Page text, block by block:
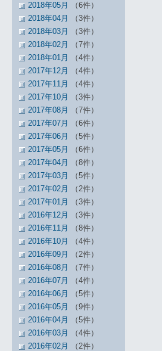
2018年05月
（6件）
2018年04月
（3件）
2018年03月
（3件）
2018年02月
（7件）
2018年01月
（4件）
2017年12月
（4件）
2017年11月
（4件）
2017年10月
（3件）
2017年08月
（7件）
2017年07月
（6件）
2017年06月
（5件）
2017年05月
（6件）
2017年04月
（8件）
2017年03月
（5件）
2017年02月
（2件）
2017年01月
（3件）
2016年12月
（3件）
2016年11月
（8件）
2016年10月
（4件）
2016年09月
（2件）
2016年08月
（7件）
2016年07月
（4件）
2016年06月
（5件）
2016年05月
（9件）
2016年04月
（5件）
2016年03月
（4件）
2016年02月
（2件）